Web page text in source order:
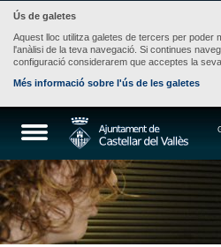
Ús de galetes
Aquest lloc utilitza galetes de tercers per poder
l'anàlisi de la teva navegació. Si continues
configuració considerarem que acceptes la seva
Més informació sobre l'ús de les galetes